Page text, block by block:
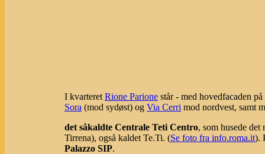
I kvarteret Rione Parione står - med hovedfacaden
Sora (mod sydøst) og Via Cerri mod nordvest, samt
det såkaldte Centrale Teti Centro, som husede
Tirrena), også kaldet Te.Ti. (Se foto fra info.roma.it).
Palazzo SIP.